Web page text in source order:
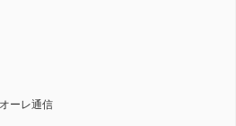
ーレ通信